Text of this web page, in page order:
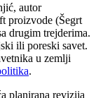
autor
proizvode (Šegrt
drugim trejderima.
ili poreski savet.
u zemlji
.
planirana revizija